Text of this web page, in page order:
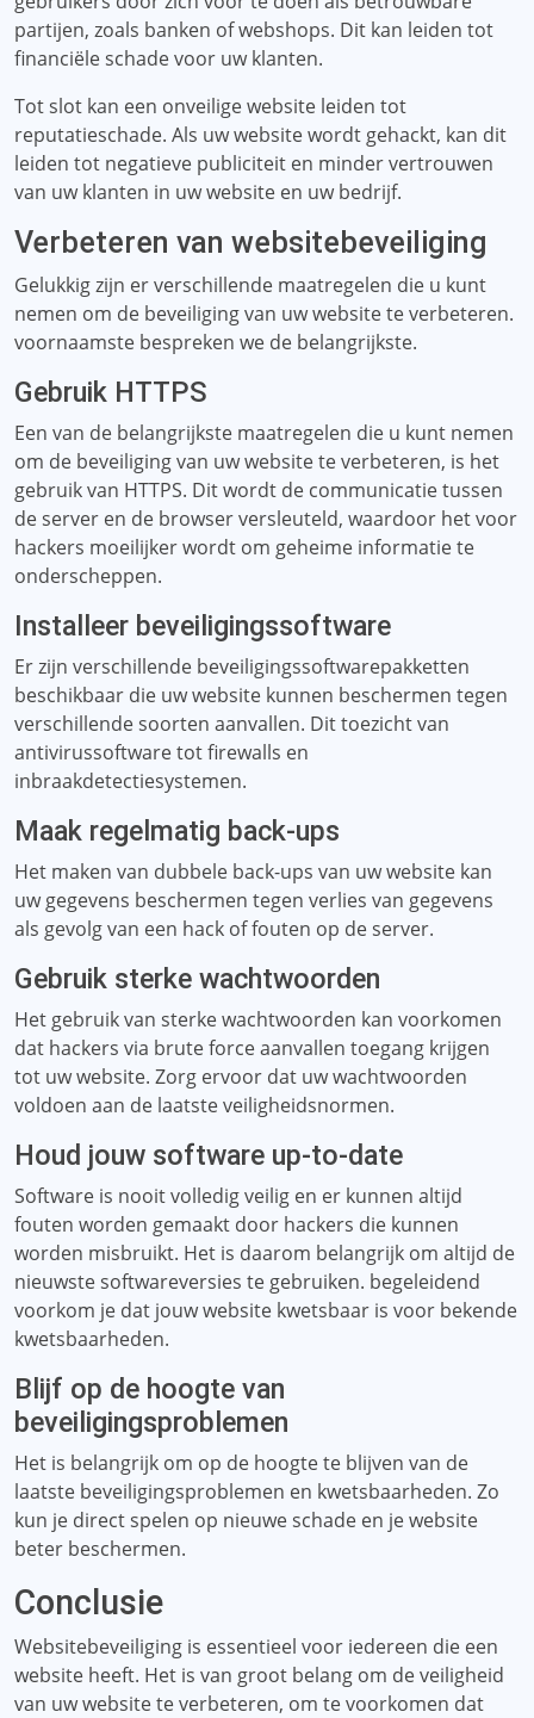
partijen, zoals banken of webshops. Dit kan leiden tot
financiële schade voor uw klanten.
Tot slot kan een onveilige website leiden tot
reputatieschade. Als uw website wordt gehackt, kan dit
leiden tot negatieve publiciteit en minder vertrouwen
van uw klanten in uw website en uw bedrijf.
Verbeteren van websitebeveiliging
Gelukkig zijn er verschillende maatregelen die u kunt
nemen om de beveiliging van uw website te verbeteren.
voornaamste bespreken we de belangrijkste.
Gebruik HTTPS
Een van de belangrijkste maatregelen die u kunt nemen
om de beveiliging van uw website te verbeteren, is het
gebruik van HTTPS. Dit wordt de communicatie tussen
de server en de browser versleuteld, waardoor het voor
hackers moeilijker wordt om geheime informatie te
onderscheppen.
Installeer beveiligingssoftware
Er zijn verschillende beveiligingssoftwarepakketten
beschikbaar die uw website kunnen beschermen tegen
verschillende soorten aanvallen. Dit toezicht van
antivirussoftware tot firewalls en
inbraakdetectiesystemen.
Maak regelmatig back-ups
Het maken van dubbele back-ups van uw website kan
uw gegevens beschermen tegen verlies van gegevens
als gevolg van een hack of fouten op de server.
Gebruik sterke wachtwoorden
Het gebruik van sterke wachtwoorden kan voorkomen
dat hackers via brute force aanvallen toegang krijgen
tot uw website. Zorg ervoor dat uw wachtwoorden
voldoen aan de laatste veiligheidsnormen.
Houd jouw software up-to-date
Software is nooit volledig veilig en er kunnen altijd
fouten worden gemaakt door hackers die kunnen
worden misbruikt. Het is daarom belangrijk om altijd de
nieuwste softwareversies te gebruiken. begeleidend
voorkom je dat jouw website kwetsbaar is voor bekende
kwetsbaarheden.
Blijf op de hoogte van
beveiligingsproblemen
Het is belangrijk om op de hoogte te blijven van de
laatste beveiligingsproblemen en kwetsbaarheden. Zo
kun je direct spelen op nieuwe schade en je website
beter beschermen.
Conclusie
Websitebeveiliging is essentieel voor iedereen die een
website heeft. Het is van groot belang om de veiligheid
van uw website te verbeteren, om te voorkomen dat